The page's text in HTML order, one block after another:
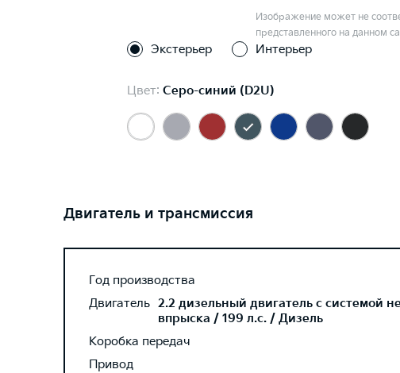
Изображение может не
представленного на данном
Экстерьер Интерьер
Цвет: Серо-синий (D2U)
Двигатель и трансмиссия
Год производства
Двигатель 2.2 дизельный двигатель с системой
впрыска / 199 л.с. / Дизель
Коробка передач
Привод